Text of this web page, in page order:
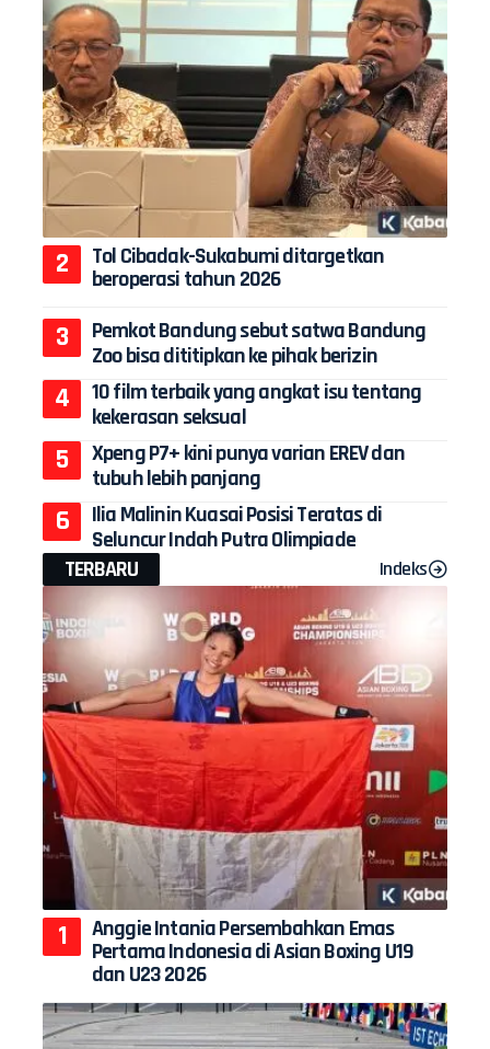
Tol Cibadak-Sukabumi ditargetkan
beroperasi tahun 2026
Pemkot Bandung sebut satwa Bandung
Zoo bisa dititipkan ke pihak berizin
10 film terbaik yang angkat isu tentang
kekerasan seksual
Xpeng P7+ kini punya varian EREV dan
tubuh lebih panjang
Ilia Malinin Kuasai Posisi Teratas di
Seluncur Indah Putra Olimpiade
TERBARU
Indeks
Anggie Intania Persembahkan Emas
Pertama Indonesia di Asian Boxing U19
dan U23 2026